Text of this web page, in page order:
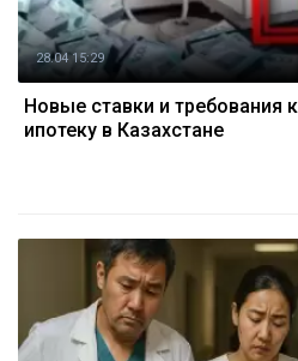
28.04 15:29
Новые ставки и требования
ипотеку в Казахстане